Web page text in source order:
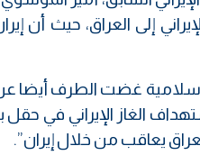
إلى العراق، حيث
غضت الطرف أيضا
الغاز الإيراني في
يعاقب من خلال إيران”.